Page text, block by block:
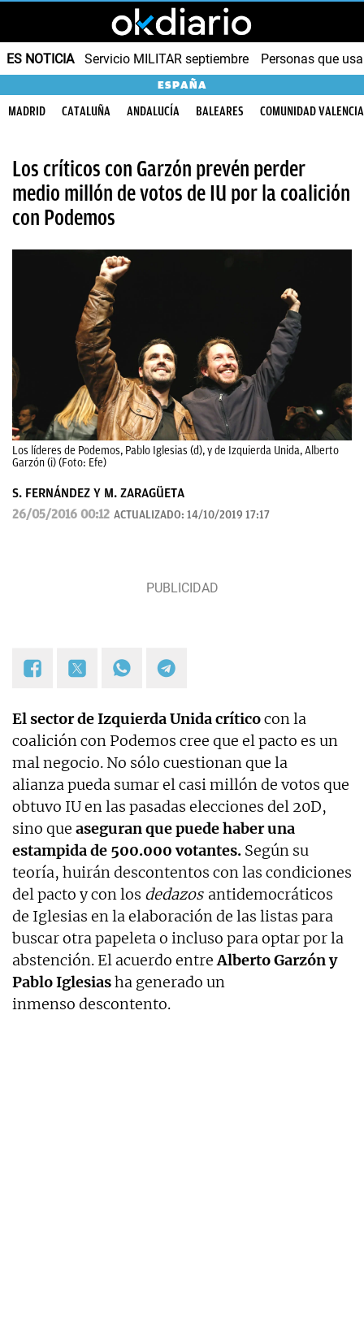
ES NOTICIA Servicio MILITAR septiembre Personas que
ESPAÑA
MADRID CATALUÑA ANDALUCÍA BALEARES COMUNIDAD
Los críticos con Garzón prevén perder
medio millón de votos de IU por la coalición
con Podemos
Los líderes de Podemos, Pablo Iglesias (d), y de Izquierda Unida, Alberto
Garzón (i) (Foto: Efe)
S. FERNÁNDEZ Y M. ZARAGÜETA
26/05/2016 00:12 ACTUALIZADO: 14/10/2019 17:17
El sector de Izquierda Unida críticocon la
coalición con Podemos cree que el pacto es un
mal negocio. No sólo cuestionan que la
alianza pueda sumar el casi millón de votos que
obtuvo IU en las pasadas elecciones del 20D,
sino que aseguran que puede haber una
estampida de 500.000 votantes. Según su
teoría, huirán descontentos con las condiciones
del pacto y con los dedazos antidemocráticos
de Iglesias en la elaboración de las listas para
buscar otra papeleta o incluso para optar por la
abstención. El acuerdo entreAlberto Garzón y
Pablo Iglesiasha generado un
inmenso descontento.